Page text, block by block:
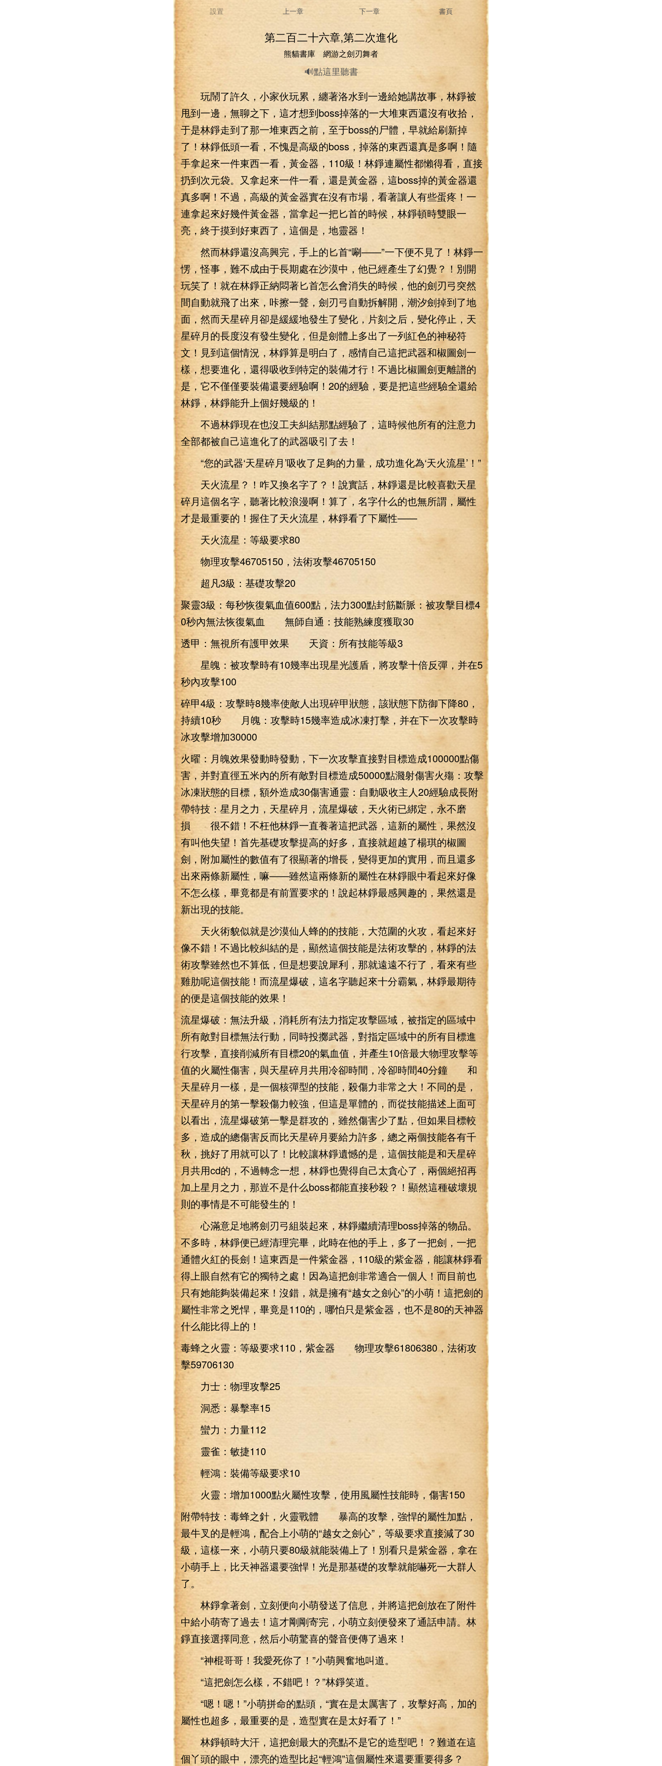
設置 上一章 下一章 書頁
第二百二十六章,第二次進化
熊貓書庫 網游之劍刃舞者
🔊點這里聽書
玩鬧了許久，小家伙玩累，纏著洛水到一邊給她講故事，林錚被
甩到一邊，無聊之下，這才想到boss掉落的一大堆東西還沒有收拾，
于是林錚走到了那一堆東西之前，至于boss的尸體，早就給刷新掉
了！林錚低頭一看，不愧是高級的boss，掉落的東西還真是多啊！隨
手拿起來一件東西一看，黃金器，110級！林錚連屬性都懶得看，直接
扔到次元袋。又拿起來一件一看，還是黃金器，這boss掉的黃金器還
真多啊！不過，高級的黃金器實在沒有市場，看著讓人有些蛋疼！一
連拿起來好幾件黃金器，當拿起一把匕首的時候，林錚頓時雙眼一
亮，終于摸到好東西了，這個是，地靈器！
然而林錚還沒高興完，手上的匕首“唰——”一下便不見了！林錚一
愣，怪事，難不成由于長期處在沙漠中，他已經產生了幻覺？！別開
玩笑了！就在林錚正納悶著匕首怎么會消失的時候，他的劍刃弓突然
間自動就飛了出來，咔擦一聲，劍刃弓自動拆解開，潮汐劍掉到了地
面，然而天星碎月卻是緩緩地發生了變化，片刻之后，變化停止，天
星碎月的長度沒有發生變化，但是劍體上多出了一列紅色的神秘符
文！見到這個情況，林錚算是明白了，感情自己這把武器和椒圖劍一
樣，想要進化，還得吸收到特定的裝備才行！不過比椒圖劍更離譜的
是，它不僅僅要裝備還要經驗啊！20的經驗，要是把這些經驗全還給
林錚，林錚能升上個好幾級的！
不過林錚現在也沒工夫糾結那點經驗了，這時候他所有的注意力
全部都被自己這進化了的武器吸引了去！
“您的武器‘天星碎月’吸收了足夠的力量，成功進化為‘天火流星’！”
天火流星？！咋又換名字了？！說實話，林錚還是比較喜歡天星
碎月這個名字，聽著比較浪漫啊！算了，名字什么的也無所謂，屬性
才是最重要的！握住了天火流星，林錚看了下屬性——
天火流星：等級要求80
物理攻擊46705150，法術攻擊46705150
超凡3級：基礎攻擊20
聚靈3級：每秒恢復氣血值600點，法力300點封筋斷脈：被攻擊目標4
0秒內無法恢復氣血 無師自通：技能熟練度獲取30
透甲：無視所有護甲效果 天資：所有技能等級3
星魄：被攻擊時有10幾率出現星光護盾，將攻擊十倍反彈，并在5
秒內攻擊100
碎甲4級：攻擊時8幾率使敵人出現碎甲狀態，該狀態下防御下降80，
持續10秒 月魄：攻擊時15幾率造成冰凍打擊，并在下一次攻擊時
冰攻擊增加30000
火曜：月魄效果發動時發動，下一次攻擊直接對目標造成100000點傷
害，并對直徑五米內的所有敵對目標造成50000點濺射傷害火殤：攻擊
冰凍狀態的目標，額外造成30傷害通靈：自動吸收主人20經驗成長附
帶特技：星月之力，天星碎月，流星爆破，天火術已綁定，永不磨
損 很不錯！不枉他林錚一直養著這把武器，這新的屬性，果然沒
有叫他失望！首先基礎攻擊提高的好多，直接就超越了楊琪的椒圖
劍，附加屬性的數值有了很顯著的增長，變得更加的實用，而且還多
出來兩條新屬性，嘛——雖然這兩條新的屬性在林錚眼中看起來好像
不怎么樣，畢竟都是有前置要求的！說起林錚最感興趣的，果然還是
新出現的技能。
天火術貌似就是沙漠仙人蜂的的技能，大范圍的火攻，看起來好
像不錯！不過比較糾結的是，顯然這個技能是法術攻擊的，林錚的法
術攻擊雖然也不算低，但是想要說犀利，那就遠遠不行了，看來有些
雞肋呢這個技能！而流星爆破，這名字聽起來十分霸氣，林錚最期待
的便是這個技能的效果！
流星爆破：無法升級，消耗所有法力指定攻擊區域，被指定的區域中
所有敵對目標無法行動，同時投擲武器，對指定區域中的所有目標進
行攻擊，直接削減所有目標20的氣血值，并產生10倍最大物理攻擊等
值的火屬性傷害，與天星碎月共用冷卻時間，冷卻時間40分鐘 和
天星碎月一樣，是一個核彈型的技能，殺傷力非常之大！不同的是，
天星碎月的第一擊殺傷力較強，但這是單體的，而從技能描述上面可
以看出，流星爆破第一擊是群攻的，雖然傷害少了點，但如果目標較
多，造成的總傷害反而比天星碎月要給力許多，總之兩個技能各有千
秋，挑好了用就可以了！比較讓林錚遺憾的是，這個技能是和天星碎
月共用cd的，不過轉念一想，林錚也覺得自己太貪心了，兩個絕招再
加上星月之力，那豈不是什么boss都能直接秒殺？！顯然這種破壞規
則的事情是不可能發生的！
心滿意足地將劍刃弓組裝起來，林錚繼續清理boss掉落的物品。
不多時，林錚便已經清理完畢，此時在他的手上，多了一把劍，一把
通體火紅的長劍！這東西是一件紫金器，110級的紫金器，能讓林錚看
得上眼自然有它的獨特之處！因為這把劍非常適合一個人！而目前也
只有她能夠裝備起來！沒錯，就是擁有“越女之劍心”的小萌！這把劍的
屬性非常之兇悍，畢竟是110的，哪怕只是紫金器，也不是80的天神器
什么能比得上的！
毒蜂之火靈：等級要求110，紫金器 物理攻擊61806380，法術攻
擊59706130
力士：物理攻擊25
洞悉：暴擊率15
蠻力：力量112
靈雀：敏捷110
輕鴻：裝備等級要求10
火靈：增加1000點火屬性攻擊，使用風屬性技能時，傷害150
附帶特技：毒蜂之針，火靈戰體 暴高的攻擊，強悍的屬性加點，
最牛叉的是輕鴻，配合上小萌的“越女之劍心”，等級要求直接減了30
級，這樣一來，小萌只要80級就能裝備上了！別看只是紫金器，拿在
小萌手上，比天神器還要強悍！光是那基礎的攻擊就能嚇死一大群人
了。
林錚拿著劍，立刻便向小萌發送了信息，并將這把劍放在了附件
中給小萌寄了過去！這才剛剛寄完，小萌立刻便發來了通話申請。林
錚直接選擇同意，然后小萌驚喜的聲音便傳了過來！
“神棍哥哥！我愛死你了！”小萌興奮地叫道。
“這把劍怎么樣，不錯吧！？”林錚笑道。
“嗯！嗯！”小萌拼命的點頭，“實在是太厲害了，攻擊好高，加的
屬性也超多，最重要的是，造型實在是太好看了！”
林錚頓時大汗，這把劍最大的亮點不是它的造型吧！？難道在這
個丫頭的眼中，漂亮的造型比起“輕鴻”這個屬性來還要重要得多？